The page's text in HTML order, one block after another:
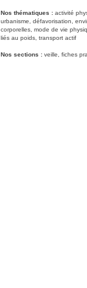
Nos thématiques : activité
urbanisme, défavorisation,
corporelles, mode de vie
liés au poids, transport actif
Nos sections : veille, fiches